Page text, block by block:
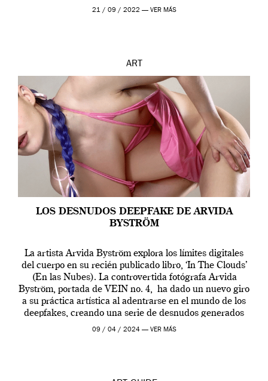
que los humanos tienen un complejo […]
21 / 09 / 2022 — VER MÁS
ART
LOS DESNUDOS DEEPFAKE DE ARVIDA
BYSTRÖM
La artista Arvida Byström explora los límites digitales
del cuerpo en su recién publicado libro, ‘In The Clouds’
(En las Nubes). La controvertida fotógrafa Arvida
Byström, portada de VEIN no. 4, ha dado un nuevo giro
a su práctica artística al adentrarse en el mundo de los
deepfakes, creando una serie de desnudos generados
por […]
09 / 04 / 2024 — VER MÁS